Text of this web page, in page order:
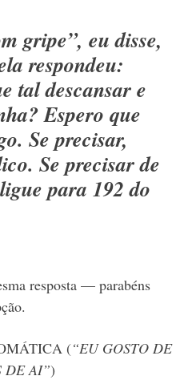
gripe”, eu disse,
respondeu:
tal descansar e
Espero que
Se precisar,
Se precisar de
para 192 do
resposta — parabéns
(“EU GOSTO DE
DE AI”)